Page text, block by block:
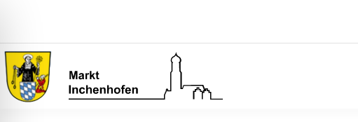
springen